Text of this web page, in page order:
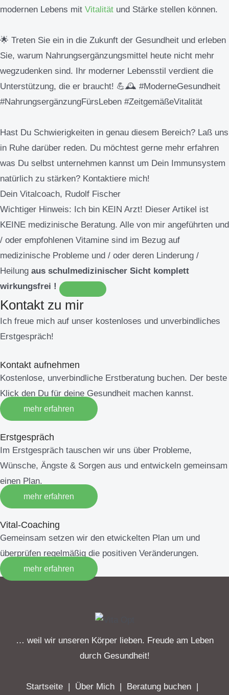
modernen Lebens mit Vitalität und Stärke stellen können.
🌟 Treten Sie ein in die Zukunft der Gesundheit und erleben
Sie, warum Nahrungsergänzungsmittel heute nicht mehr
wegzudenken sind. Ihr moderner Lebensstil verdient die
Unterstützung, die er braucht! 💪🕰️ #ModerneGesundheit
#NahrungsergänzungFürsLeben #ZeitgemäßeVitalität
Hast Du Schwierigkeiten in genau diesem Bereich? Laß uns
in Ruhe darüber reden. Du möchtest gerne mehr erfahren
was Du selbst unternehmen kannst um Dein Immunsystem
natürlich zu stärken? Kontaktiere mich!
Dein Vitalcoach, Rudolf Fischer
Wichtiger Hinweis: Ich bin KEIN Arzt! Dieser Artikel ist
KEINE medizinische Beratung. Alle von mir angeführten und
/ oder empfohlenen Vitamine sind im Bezug auf
medizinische Probleme und / oder deren Linderung /
Heilung aus schulmedizinischer Sicht komplett
wirkungsfrei !
Kontakt zu mir
Ich freue mich auf unser kostenloses und unverbindliches
Erstgespräch!
Kontakt aufnehmen
Kostenlose, unverbindliche Erstberatung buchen. Der beste
Klick den Du für deine Gesundheit machen kannst.
mehr erfahren
Erstgespräch
Im Erstgespräch tauschen wir uns über Probleme,
Wünsche, Ängste & Sorgen aus und entwickeln gemeinsam
einen Plan.
mehr erfahren
Vital-Coaching
Gemeinsam setzen wir den etwickelten Plan um und
überprüfen regelmäßig die positiven Veränderungen.
mehr erfahren
… weil wir unseren Körper lieben. Freude am Leben
durch Gesundheit!
Startseite | Über Mich | Beratung buchen |